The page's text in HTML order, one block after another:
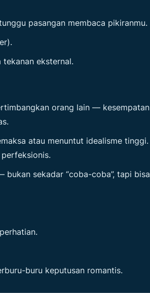
pasangan membaca pikiranmu.
eksternal.
orang lain — kesempatan
atau menuntut idealisme tinggi.
sekadar “coba-coba”, tapi bisa
buru keputusan romantis.